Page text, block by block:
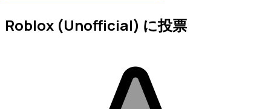
Roblox (Unofficial) に投票